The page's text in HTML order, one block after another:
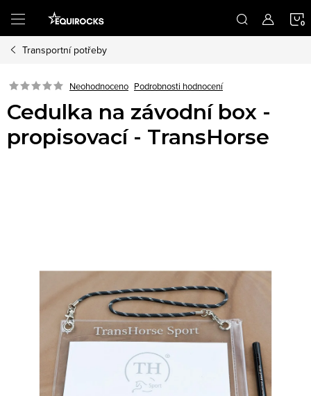
obsah
Transportní potřeby
Neohodnoceno Podrobnosti hodnocení
Cedulka na závodní box -
propisovací - TransHorse